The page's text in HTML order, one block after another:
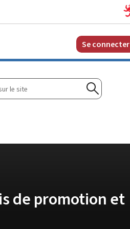
Se connecter
Rechercher
de promotion et